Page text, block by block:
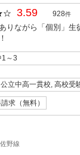
3.59 928件
りながら「個別」
1～3
立中高一貫校, 高校受
求（無料）
野線